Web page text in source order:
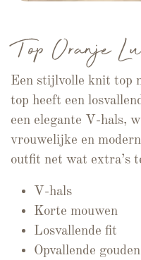
Top Oranje
Een stijlvolle knit top
top heeft een
een elegante V-hals,
vrouwelijke en
outfit net wat extra’s
V-hals
Korte mouwen
Losvallende fit
Opvallende